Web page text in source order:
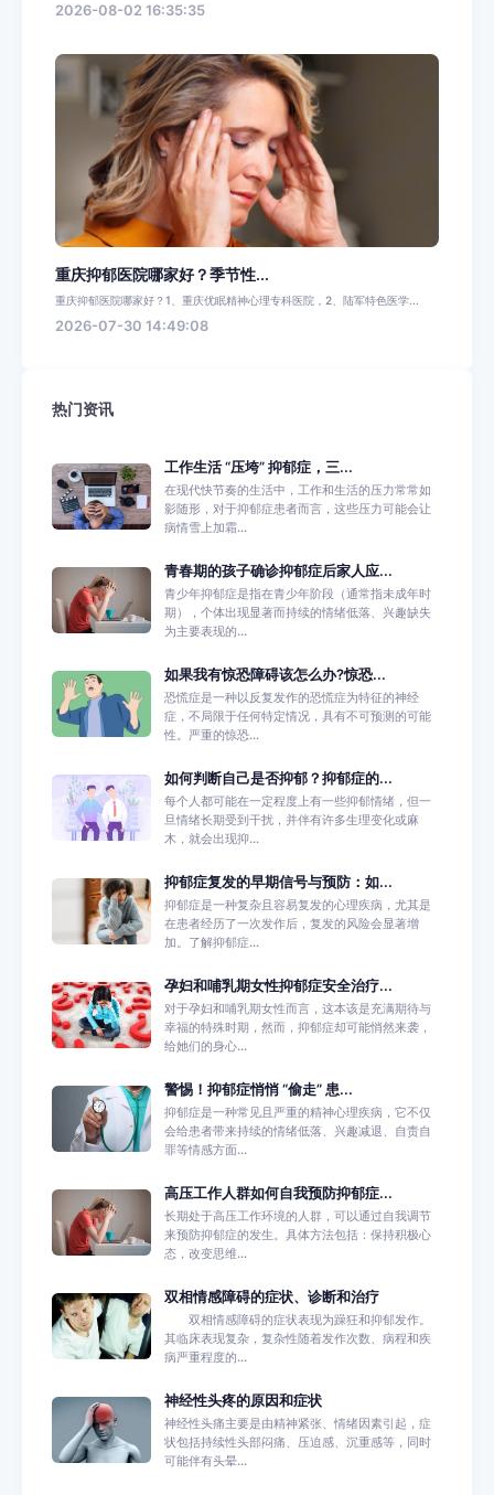
2026-08-02 16:35:35
重庆抑郁医院哪家好？季节性...
重庆抑郁医院哪家好？1、重庆优眠精神心理专科医院，2、陆军特色医学...
2026-07-30 14:49:08
热门资讯
工作生活 “压垮” 抑郁症，三...
在现代快节奏的生活中，工作和生活的压力常常如
影随形，对于抑郁症患者而言，这些压力可能会让
病情雪上加霜...
青春期的孩子确诊抑郁症后家人应...
青少年抑郁症是指在青少年阶段（通常指未成年时
期），个体出现显著而持续的情绪低落、兴趣缺失
为主要表现的...
如果我有惊恐障碍该怎么办?惊恐...
恐慌症是一种以反复发作的恐慌症为特征的神经
症，不局限于任何特定情况，具有不可预测的可能
性。严重的惊恐...
如何判断自己是否抑郁？抑郁症的...
每个人都可能在一定程度上有一些抑郁情绪，但一
旦情绪长期受到干扰，并伴有许多生理变化或麻
木，就会出现抑...
抑郁症复发的早期信号与预防：如...
抑郁症是一种复杂且容易复发的心理疾病，尤其是
在患者经历了一次发作后，复发的风险会显著增
加。了解抑郁症...
孕妇和哺乳期女性抑郁症安全治疗...
对于孕妇和哺乳期女性而言，这本该是充满期待与
幸福的特殊时期，然而，抑郁症却可能悄然来袭，
给她们的身心...
警惕！抑郁症悄悄 “偷走” 患...
抑郁症是一种常见且严重的精神心理疾病，它不仅
会给患者带来持续的情绪低落、兴趣减退、自责自
罪等情感方面...
高压工作人群如何自我预防抑郁症...
长期处于高压工作环境的人群，可以通过自我调节
来预防抑郁症的发生。具体方法包括：保持积极心
态，改变思维...
双相情感障碍的症状、诊断和治疗
双相情感障碍的症状表现为躁狂和抑郁发作。
其临床表现复杂，复杂性随着发作次数、病程和疾
病严重程度的...
神经性头疼的原因和症状
神经性头痛主要是由精神紧张、情绪因素引起，症
状包括持续性头部闷痛、压迫感、沉重感等，同时
可能伴有头晕...